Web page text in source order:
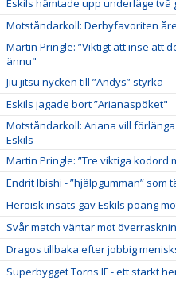
Motståndarkoll: Derbyfavoriten
Martin Pringle: ”Viktigt att inse att
ännu"
Jiu jitsu nycken till ”Andys” styrka
Eskils jagade bort ”Arianaspöket"
Motståndarkoll: Ariana vill
Eskils
Martin Pringle: ”Tre viktiga kodord
Endrit Ibishi - ”hjälpgumman” som
Heroisk insats gav Eskils poäng
Svår match väntar mot
Dragos tillbaka efter jobbig
Superbygget Torns IF - ett starkt